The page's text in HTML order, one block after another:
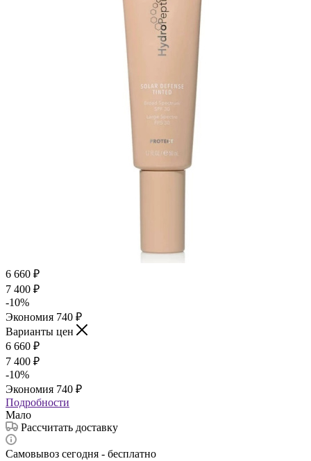
6 660 ₽
7 400 ₽
-10%
Экономия 740 ₽
Варианты цен
6 660 ₽
7 400 ₽
-10%
Экономия 740 ₽
Подробности
Мало
Рассчитать доставку
Самовывоз сегодня - бесплатно